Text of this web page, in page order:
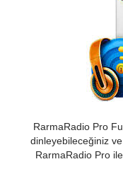
RarmaRadio Pro
dinleyebileceğiniz
RarmaRadio Pro